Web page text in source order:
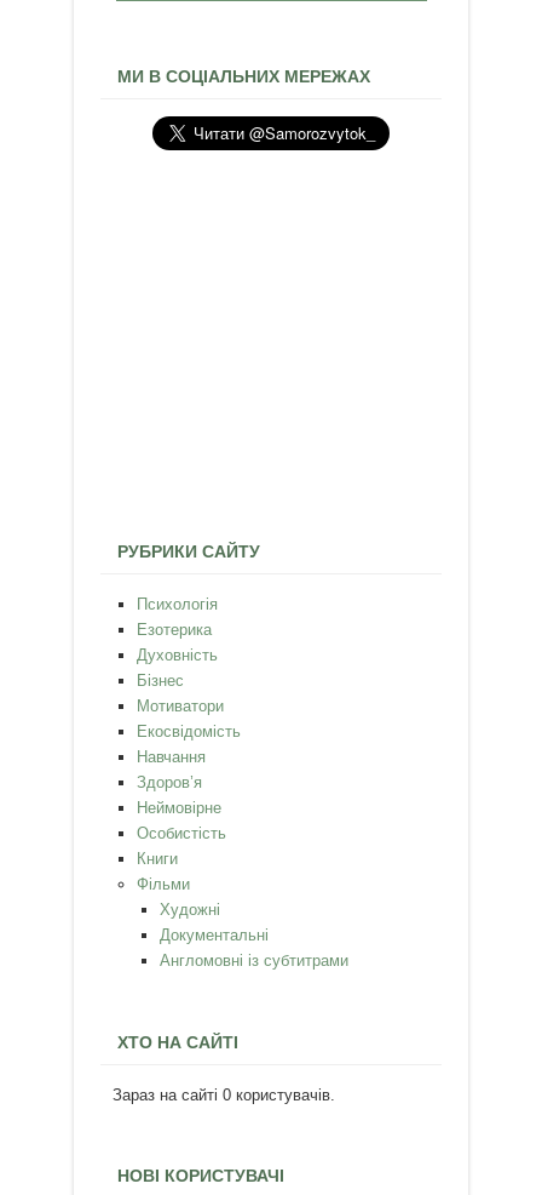
МИ В СОЦІАЛЬНИХ МЕРЕЖАХ
РУБРИКИ САЙТУ
Психологія
Езотерика
Духовність
Бізнес
Мотиватори
Екосвідомість
Навчання
Здоров’я
Неймовірне
Особистість
Книги
Фільми
Художні
Документальні
Англомовні із субтитрами
ХТО НА САЙТІ
Зараз на сайті 0 користувачів.
НОВІ КОРИСТУВАЧІ